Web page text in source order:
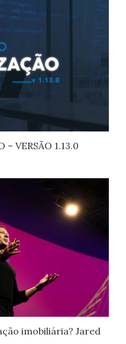
– VERSÃO 1.13.0
imobiliária? Jared